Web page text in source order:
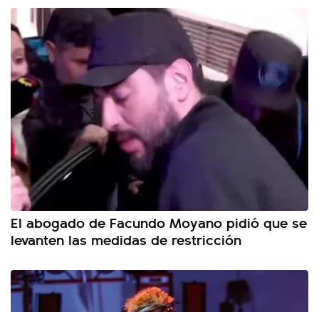
El abogado de Facundo Moyano pidió que se
levanten las medidas de restricción